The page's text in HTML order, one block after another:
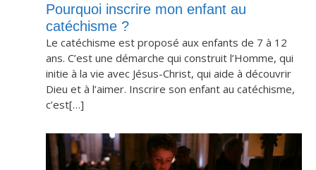
Pourquoi inscrire mon enfant au
catéchisme ?
Le catéchisme est proposé aux enfants de 7 à 12
ans. C’est une démarche qui construit l’Homme, qui
initie à la vie avec Jésus-Christ, qui aide à découvrir
Dieu et à l’aimer. Inscrire son enfant au catéchisme,
c’est[…]